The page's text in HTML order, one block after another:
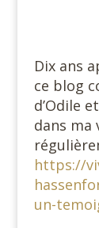
Dix ans
ce blog
d’Odile
dans ma
https://
un-